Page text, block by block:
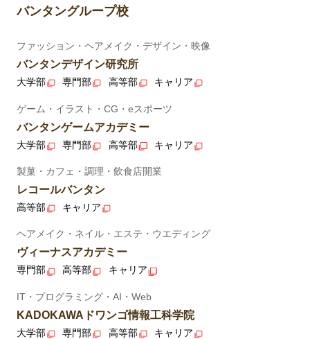
バンタングループ校
ファッション・ヘアメイク・デザイン・映像
バンタンデザイン研究所
大学部 専門部 高等部 キャリア
ゲーム・イラスト・CG・eスポーツ
バンタンゲームアカデミー
大学部 専門部 高等部 キャリア
製菓・カフェ・調理・飲食店開業
レコールバンタン
高等部 キャリア
ヘアメイク・ネイル・エステ・ウエディング
ヴィーナスアカデミー
専門部 高等部 キャリア
IT・プログラミング・AI・Web
KADOKAWAドワンゴ情報工科学院
大学部 専門部 高等部 キャリア